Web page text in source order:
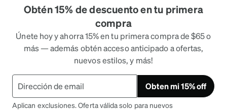
Obtén 15% de descuento en tu primera
compra
Únete hoy y ahorra 15% en tu primera compra de $65 o
más — además obtén acceso anticipado a ofertas,
nuevos estilos, y más!
Obten mi 15% off
Aplican exclusiones. Oferta válida solo para nuevos